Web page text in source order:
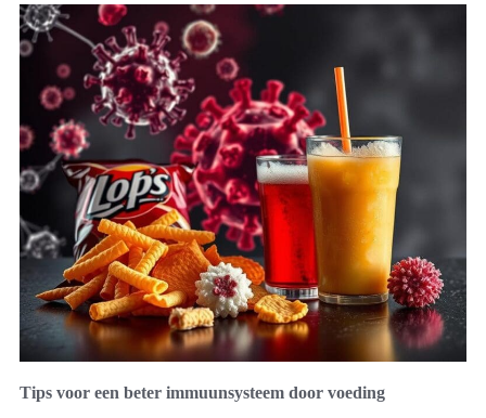
Tips voor een beter immuunsysteem door voeding